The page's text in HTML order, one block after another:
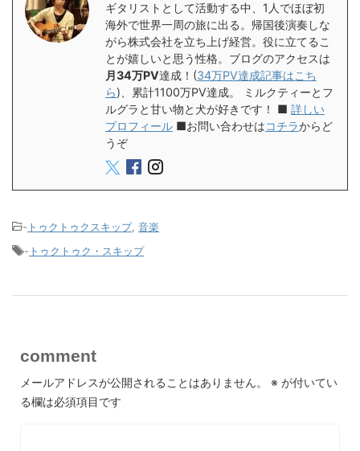
ギタリストとして活動する中、1人でほぼ初
海外で世界一周の旅に出る。帰国後演奏しな
がら株式会社を立ち上げ経営。役に立てるこ
とが嬉しいと思う性格。ブログのアクセスは
月34万PV達成！(34万PV達成記事はこち
ら)、累計1100万PV達成。 ミルクティーとフ
ルグラと甘い物と犬が好きです！ ■ 詳しい
プロフィール ■お問い合わせはコチラからど
うぞ
- トゥクトゥクスキップ, 音楽
- トゥクトゥク・スキップ
comment
メールアドレスが公開されることはありません。 ※ が付いてい
る欄は必須項目です